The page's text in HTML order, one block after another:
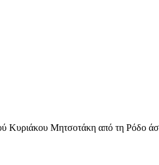
Κυριάκου Μητσοτάκη από τη